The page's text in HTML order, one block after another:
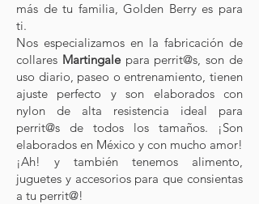
más de tu familia, Golden Berry es para
ti.
Nos especializamos en la fabricación de
collares Martingalepara perrit@s, son de
uso diario, paseo o entrenamiento, tienen
ajuste perfecto y son elaborados con
nylon de alta resistencia ideal para
perrit@s de todos los tamaños. ¡Son
elaborados en México y con mucho amor!
¡Ah! y también tenemos alimento,
juguetes y accesorios para que consientas
a tu perrit@!